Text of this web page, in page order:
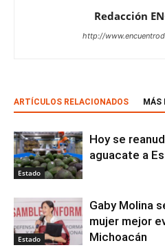
Redacción
http://
ARTÍCULOS RELACIONADOS MÁS
Estado
Hoy se
aguacate a
Estado
Gaby Molina
mujer mejor
Michoacán